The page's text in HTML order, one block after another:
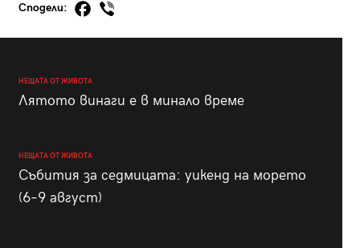
Сподели:
НЕЩАТА ОТ ЖИВОТА
Лятото винаги е в минало време
НЕЩАТА ОТ ЖИВОТА
Събития за седмицата: уикенд на морето
(6–9 август)